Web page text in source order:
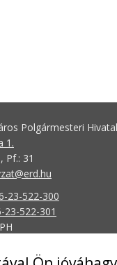
Polgármesteri
1.
Pf.: 31
23-522-300
23-522-301